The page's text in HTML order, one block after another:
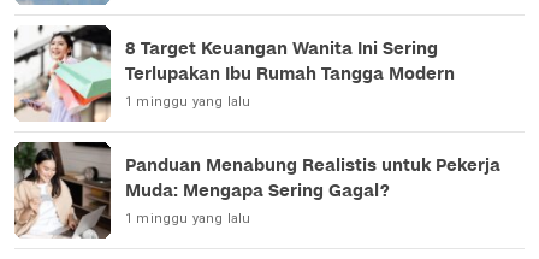
8 Target Keuangan Wanita Ini Sering
Terlupakan Ibu Rumah Tangga Modern
1 minggu yang lalu
Panduan Menabung Realistis untuk Pekerja
Muda: Mengapa Sering Gagal?
1 minggu yang lalu